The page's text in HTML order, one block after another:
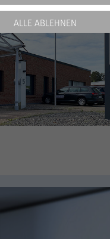
ALLE ABLEHNEN
werden für grundlegende
des Shops benötigt. Dadurch
die Webseite einwandfrei
cookie_optin
Entscheidung, welche Cookies
Seite geladen bzw. genutzt
Informationen anzeigen
Informationen anzeigen
Impressum|